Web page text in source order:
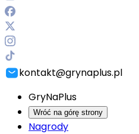
kontakt@grynaplus.pl
GryNaPlus
Wróć na górę strony
Nagrody